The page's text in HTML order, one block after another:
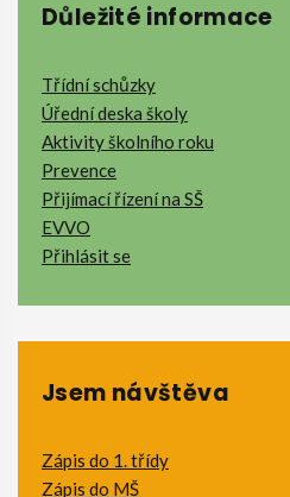
Důležité informace
Třídní schůzky
Úřední deska školy
Aktivity školního roku
Prevence
Přijímací řízení na SŠ
EVVO
Přihlásit se
Jsem návštěva
Zápis do 1. třídy
Zápis do MŠ